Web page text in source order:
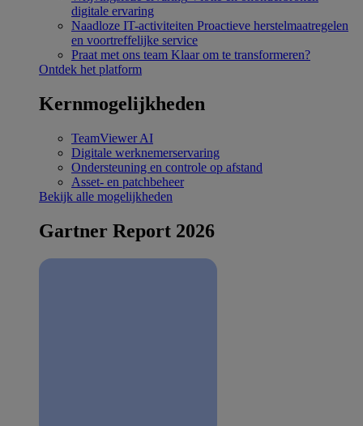
digitale ervaring
Naadloze IT-activiteiten Proactieve herstelmaatregelen
en voortreffelijke service
Praat met ons team Klaar om te transformeren?
Ontdek het platform
Kernmogelijkheden
TeamViewer AI
Digitale werknemerservaring
Ondersteuning en controle op afstand
Asset- en patchbeheer
Bekijk alle mogelijkheden
Gartner Report 2026